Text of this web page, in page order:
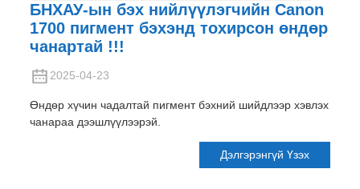
БНХАУ-ын бэх нийлүүлэгчийн Canon
1700 пигмент бэхэнд тохирсон өндөр
чанартай !!!
2025-04-23
Өндөр хүчин чадалтай пигмент бэхний шийдлээр хэвлэх
чанараа дээшлүүлээрэй.
Дэлгэрэнгүй Үзэх